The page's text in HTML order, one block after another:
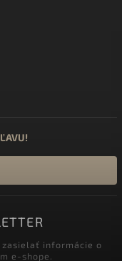
informácie o
e-shope.